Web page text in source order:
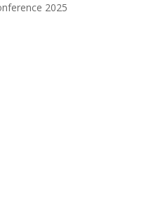
2025